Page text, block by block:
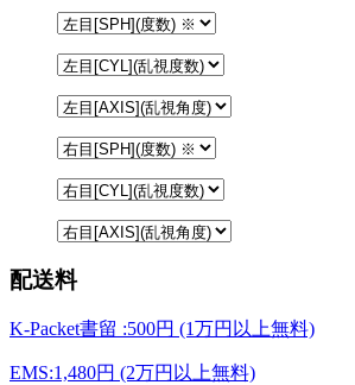
配送料
K-Packet書留 :500円 (1万円以上無料)
EMS:1,480円 (2万円以上無料)